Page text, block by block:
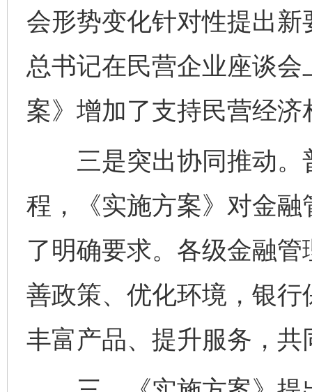
会形势变化针对性提出
总书记在民营企业座谈
案》增加了支持民营经济
三是突出协同推动。
程，《实施方案》对金
了明确要求。各级金融
善政策、优化环境，银
丰富产品、提升服务，